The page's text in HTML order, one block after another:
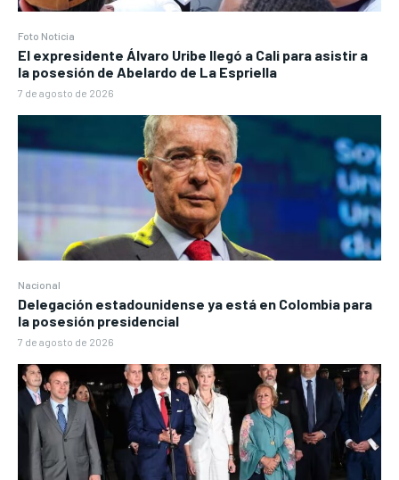
Foto Noticia
El expresidente Álvaro Uribe llegó a Cali para asistir a
la posesión de Abelardo de La Espriella
7 de agosto de 2026
Nacional
Delegación estadounidense ya está en Colombia para
la posesión presidencial
7 de agosto de 2026